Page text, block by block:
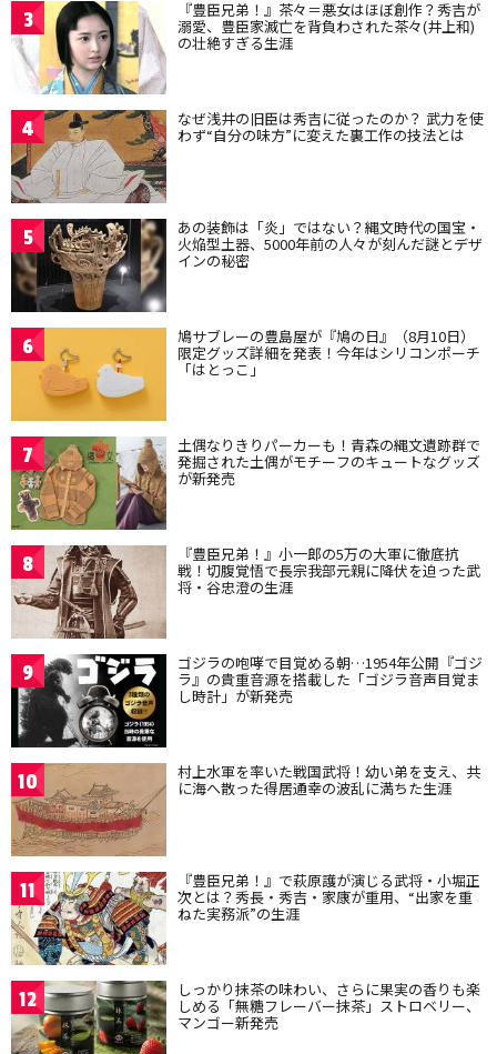
3 『豊臣兄弟！』茶々＝悪女はほぼ創作？秀吉が
溺愛、豊臣家滅亡を背負わされた茶々(井上和)
の壮絶すぎる生涯
4 なぜ浅井の旧臣は秀吉に従ったのか？ 武力を使
わず“自分の味方”に変えた裏工作の技法とは
5 あの装飾は「炎」ではない？縄文時代の国宝・
火焔型土器、5000年前の人々が刻んだ謎とデザ
インの秘密
6 鳩サブレーの豊島屋が『鳩の日』（8月10日）
限定グッズ詳細を発表！今年はシリコンポーチ
「はとっこ」
7 土偶なりきりパーカーも！青森の縄文遺跡群で
発掘された土偶がモチーフのキュートなグッズ
が新発売
8 『豊臣兄弟！』小一郎の5万の大軍に徹底抗
戦！切腹覚悟で長宗我部元親に降伏を迫った武
将・谷忠澄の生涯
9 ゴジラの咆哮で目覚める朝…1954年公開『ゴジ
ラ』の貴重音源を搭載した「ゴジラ音声目覚ま
し時計」が新発売
10 村上水軍を率いた戦国武将！幼い弟を支え、共
に海へ散った得居通幸の波乱に満ちた生涯
11 『豊臣兄弟！』で萩原護が演じる武将・小堀正
次とは？秀長・秀吉・家康が重用、“出家を重
ねた実務派”の生涯
12 しっかり抹茶の味わい、さらに果実の香りも楽
しめる「無糖フレーバー抹茶」ストロベリー、
マンゴー新発売